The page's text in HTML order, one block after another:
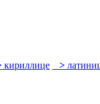
кириллице >